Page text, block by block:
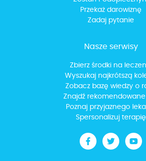
Przekaż darowiznę
Zadaj pytanie
Nasze serwisy
Zbierz środki na
Wyszukaj najkrótszą
Zobacz bazę wiedzy o
Znajdź
Poznaj przyjaznego
Spersonalizuj terapię